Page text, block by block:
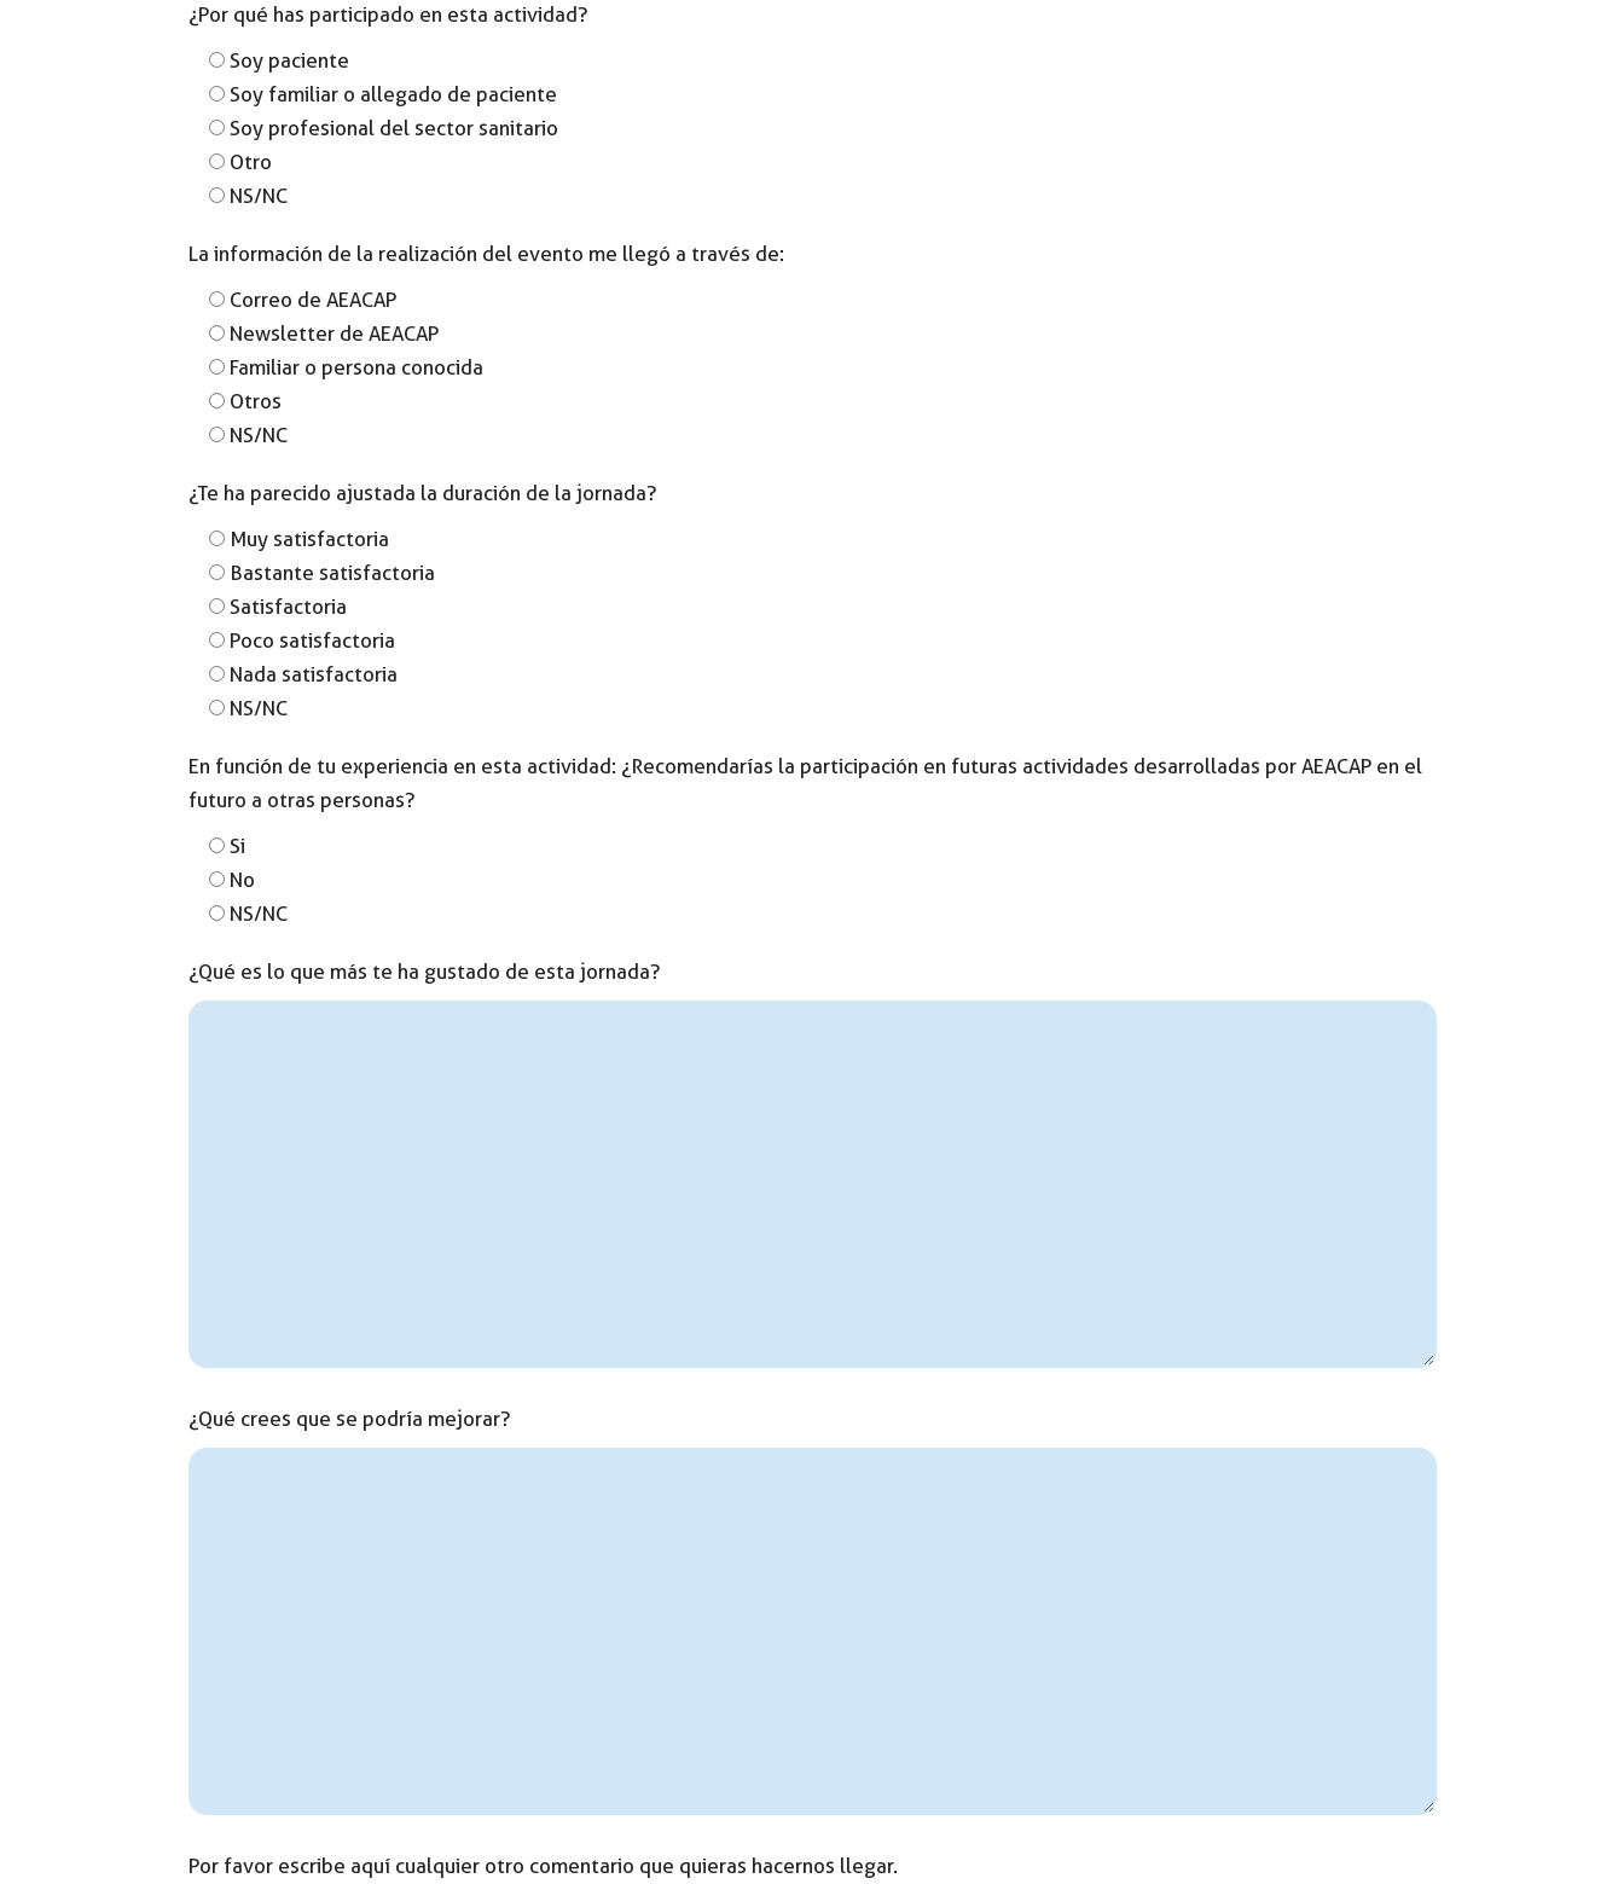
¿Por qué has participado en esta actividad?
Soy paciente
Soy familiar o allegado de paciente
Soy profesional del sector sanitario
Otro
NS/NC
La información de la realización del evento me llegó a través de:
Correo de AEACAP
Newsletter de AEACAP
Familiar o persona conocida
Otros
NS/NC
¿Te ha parecido ajustada la duración de la jornada?
Muy satisfactoria
Bastante satisfactoria
Satisfactoria
Poco satisfactoria
Nada satisfactoria
NS/NC
En función de tu experiencia en esta actividad: ¿Recomendarías la participación en futuras actividades desarrolladas por AEACAP en el
futuro a otras personas?
Si
No
NS/NC
¿Qué es lo que más te ha gustado de esta jornada?
¿Qué crees que se podría mejorar?
Por favor escribe aquí cualquier otro comentario que quieras hacernos llegar.